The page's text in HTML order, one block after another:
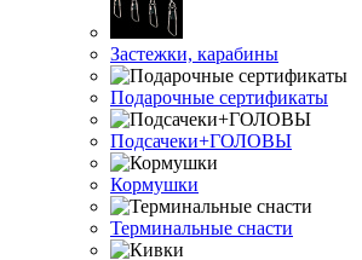
Застежки, карабины
Подарочные сертификаты
Подсачеки+ГОЛОВЫ
Кормушки
Терминальные снасти